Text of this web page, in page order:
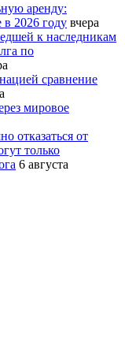
аренду:
2026 году вчера
к наследникам
по
сравнение
мировое
отказаться от
только
6 августа